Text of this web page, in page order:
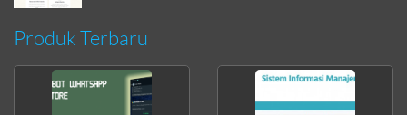
Produk Terbaru